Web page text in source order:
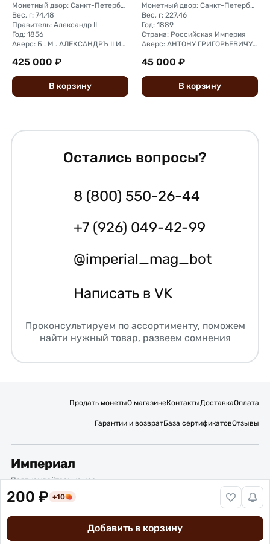
200 ₽ +10
Добавить в корзину
Монетный двор: Санкт-Петербургский
Вес, г: 74,48
Правитель: Александр II
Год: 1856
Аверс: Б . М . АЛЕКСАНДРЪ II ИМПЕРАТОРЪ И САМОДЕРЖЕЦЪ ВСЕРОС КОРОНОВАНЪ ВЪ МОСКВѢ 1856 В.АЛЕКСЪЕВЪ Р.
425 000 ₽
В корзину
Монетный двор: Санкт-Петербургский монетный двор
Вес, г: 227,46
Год: 1889
Страна: Российская Империя
Аверс: АНТОНУ ГРИГОРЬЕВИЧУ РУБИНШТЕЙНУ 1839 - 1889
45 000 ₽
В корзину
Остались вопросы?
8 (800) 550-26-44
+7 (926) 049-42-99
@imperial_mag_bot
Написать в VK
Проконсультируем по ассортименту, поможем
найти нужный товар, развеем сомнения
Продать монетыО магазинеКонтактыДоставкаОплата
Гарантии и возвратБаза сертификатовОтзывы
Империал
Подписывайтесь на нас:
Вакансии
Политика обработки персональных данных
© 2016 – 2026 ИП Титов Александр Михайлович